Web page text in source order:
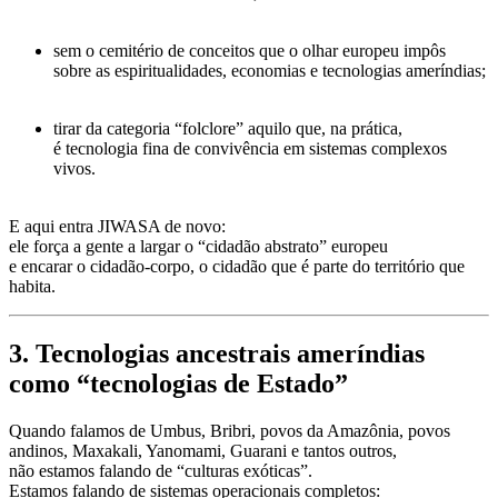
sem o cemitério de conceitos que o olhar europeu impôs
sobre as espiritualidades, economias e tecnologias ameríndias;
tirar da categoria “folclore” aquilo que, na prática,
é tecnologia fina de convivência em sistemas complexos
vivos.
E aqui entra JIWASA de novo:
ele força a gente a largar o “cidadão abstrato” europeu
e encarar o cidadão-corpo, o cidadão que é parte do território que
habita.
3. Tecnologias ancestrais ameríndias
como “tecnologias de Estado”
Quando falamos de Umbus, Bribri, povos da Amazônia, povos
andinos, Maxakali, Yanomami, Guarani e tantos outros,
não estamos falando de “culturas exóticas”.
Estamos falando de sistemas operacionais completos: